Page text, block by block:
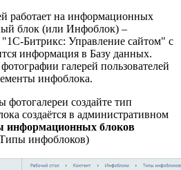
работает на информационных
блок (или Инфоблок) –
Битрикс: Управление сайтом" с
информация в Базу данных.
галерей пользователей
инфоблока.
фотогалереи создайте тип
создаётся в административном
информационных блоков
инфоблоков)